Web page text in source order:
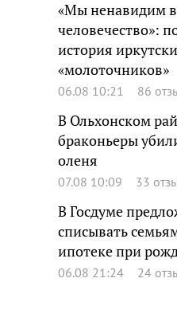
«Мы ненавидим
человечество»:
история
«молоточников»
06.08 10:21 86
В Ольхонском
браконьеры
оленя
07.08 10:09 33
В Госдуме
списывать
ипотеке при
06.08 21:24 24